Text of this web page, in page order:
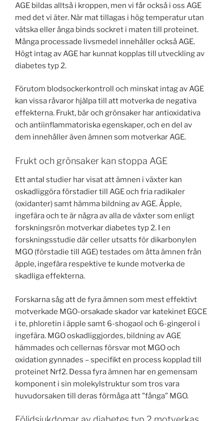
AGE bildas alltså i kroppen, men vi får också i oss AGE
med det vi äter. När mat tillagas i hög temperatur utan
vätska eller ånga binds sockret i maten till proteinet.
Många processade livsmedel innehåller också AGE.
Högt intag av AGE har kunnat kopplas till utveckling av
diabetes typ 2.
Förutom blodsockerkontroll och minskat intag av AGE
kan vissa råvaror hjälpa till att motverka de negativa
effekterna. Frukt, bär och grönsaker har antioxidativa
och antiinflammatoriska egenskaper, och en del av
dem innehåller även ämnen som motverkar AGE.
Frukt och grönsaker kan stoppa AGE
Ett antal studier har visat att ämnen i växter kan
oskadliggöra förstadier till AGE och fria radikaler
(oxidanter) samt hämma bildning av AGE. Äpple,
ingefära och te är några av alla de växter som enligt
forskningsrön motverkar diabetes typ 2. I en
forskningsstudie där celler utsatts för dikarbonylen
MGO (förstadie till AGE) testades om åtta ämnen från
äpple, ingefära respektive te kunde motverka de
skadliga effekterna.
Forskarna såg att de fyra ämnen som mest effektivt
motverkade MGO-orsakade skador var katekinet EGCE
i te, phloretin i äpple samt 6-shogaol och 6-gingerol i
ingefära. MGO oskadliggjordes, bildning av AGE
hämmades och cellernas försvar mot MGO och
oxidation gynnades – specifikt en process kopplad till
proteinet Nrf2. Dessa fyra ämnen har en gemensam
komponent i sin molekylstruktur som tros vara
huvudorsaken till deras förmåga att ”fånga” MGO.